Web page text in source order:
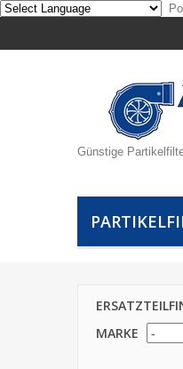
Günstige
MARKE